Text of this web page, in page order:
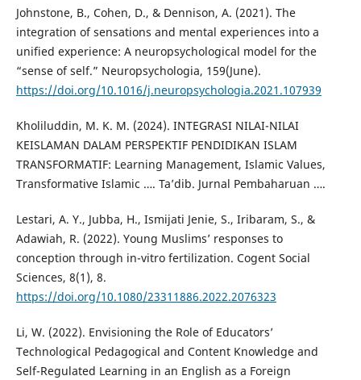
Johnstone, B., Cohen, D., & Dennison, A. (2021). The
integration of sensations and mental experiences into a
unified experience: A neuropsychological model for the
“sense of self.” Neuropsychologia, 159(June).
https://doi.org/10.1016/j.neuropsychologia.2021.107939
Kholiluddin, M. K. M. (2024). INTEGRASI NILAI-NILAI
KEISLAMAN DALAM PERSPEKTIF PENDIDIKAN ISLAM
TRANSFORMATIF: Learning Management, Islamic Values,
Transformative Islamic …. Ta’dib. Jurnal Pembaharuan ….
Lestari, A. Y., Jubba, H., Ismijati Jenie, S., Iribaram, S., &
Adawiah, R. (2022). Young Muslims’ responses to
conception through in-vitro fertilization. Cogent Social
Sciences, 8(1), 8.
https://doi.org/10.1080/23311886.2022.2076323
Li, W. (2022). Envisioning the Role of Educators’
Technological Pedagogical and Content Knowledge and
Self-Regulated Learning in an English as a Foreign